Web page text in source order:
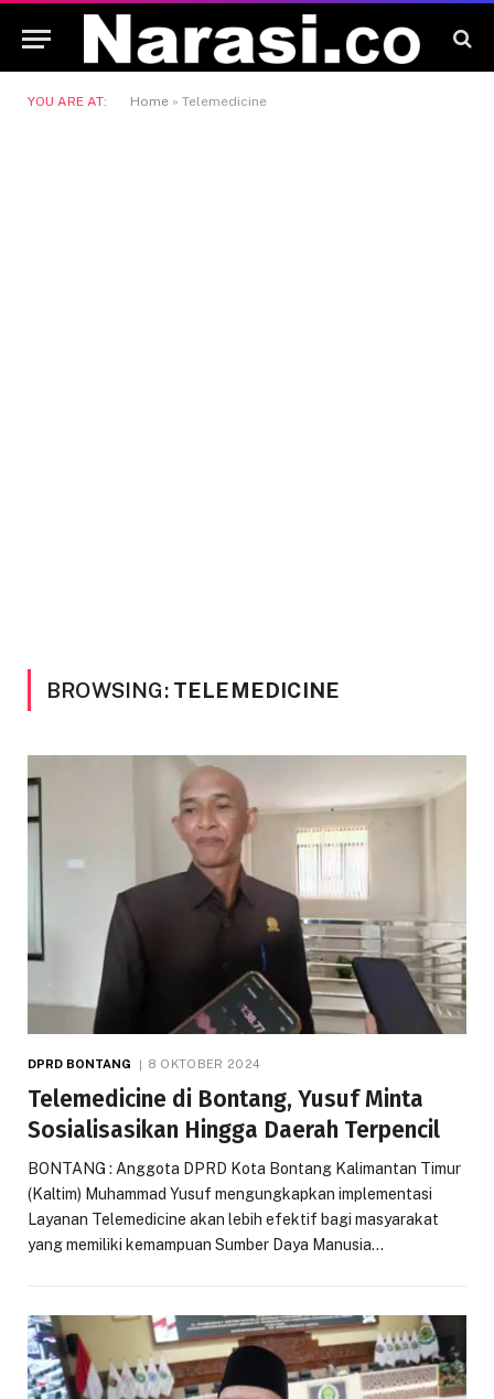
YOU ARE AT: Home » Telemedicine
BROWSING: TELEMEDICINE
DPRD BONTANG 8 OKTOBER 2024
Telemedicine di Bontang, Yusuf Minta
Sosialisasikan Hingga Daerah Terpencil
BONTANG : Anggota DPRD Kota Bontang Kalimantan Timur
(Kaltim) Muhammad Yusuf mengungkapkan implementasi
Layanan Telemedicine akan lebih efektif bagi masyarakat
yang memiliki kemampuan Sumber Daya Manusia…